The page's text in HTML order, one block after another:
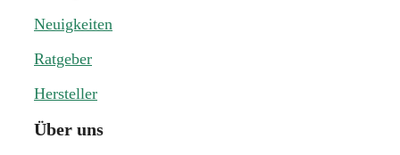
Neuigkeiten
Ratgeber
Hersteller
Über uns